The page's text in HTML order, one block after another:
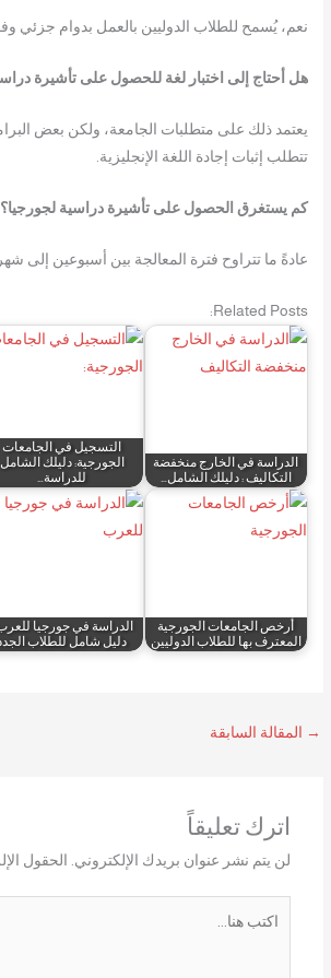
نعم، يُسمح للطلاب الدوليين بالعمل بدوام جزئي
هل أحتاج إلى اختبار لغة للحصول على تأشيرة
يعتمد ذلك على متطلبات الجامعة، ولكن بعض
تتطلب إثبات إجادة اللغة الإنجليزية.
كم يستغرق الحصول على تأشيرة دراسية لجورجيا؟
عادةً ما تتراوح فترة المعالجة بين أسبوعين إلى شهر.
Related Posts:
الدراسة في الخارج منخفضة
التكاليف : دليلك الشامل…
التسجيل في الجامعات
الجورجية: دليلك الشامل
للدراسة…
أرخص الجامعات الجورجية
المعترف بها للطلاب الدوليين
الدراسة في جورجيا
دليل شامل للطلاب
→ المقالة السابقة
اترك تعليقاً
لن يتم نشر عنوان بريدك الإلكتروني. الحقول